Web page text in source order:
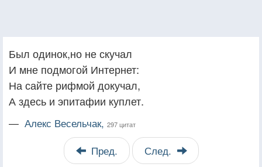
Был одинок,но не скучал
И мне подмогой Интернет:
На сайте рифмой докучал,
А здесь и эпитафии куплет.
— Алекс Весельчак, 297 цитат
Пред. След.